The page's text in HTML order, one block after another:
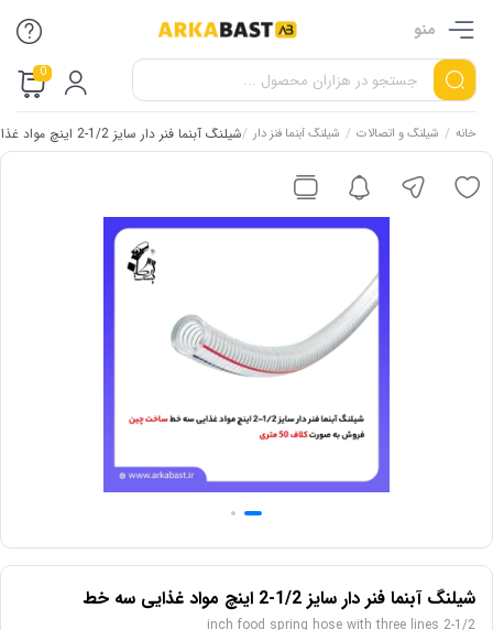
منو
0
خانه / شیلنگ و اتصالات / شیلنگ آبنما فنز دار /شیلنگ آبنما فنر دار سایز 1/2-2 اینچ مواد غذایی سه خط
شیلنگ آبنما فنر دار سایز 1/2-2 اینچ مواد غذایی سه خط
2-1/2 inch food spring hose with three lines